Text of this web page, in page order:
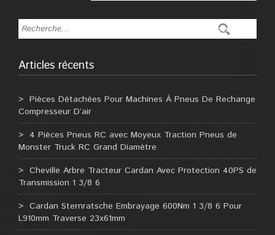
Articles récents
Pièces Détachées Pour Machines À Pneus De Rechange
Compresseur D’air
4 Pièces Pneus RC avec Moyeux Traction Pneus de
Monster Truck RC Grand Diamètre
Cheville Arbre Tracteur Cardan Avec Protection 40PS de
Transmission 1 3/8 6
Cardan Sternratsche Embrayage 600Nm 1 3/8 6 Pour
L910mm Traverse 23x61mm